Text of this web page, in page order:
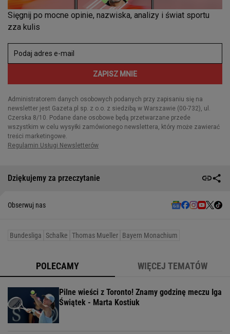
Dziękujemy za przeczytanie
Obserwuj nas
Bundesliga Schalke Thomas Mueller Bayern Monachium
POLECAMY WIĘCEJ TEMATÓW
Pilne wieści z Toronto! Znamy godzinę meczu Iga
Świątek - Marta Kostiuk